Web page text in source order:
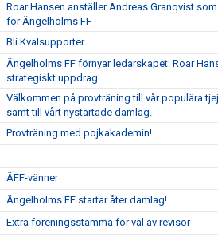
Roar Hansen anställer Andreas Granqvist
för Ängelholms FF
Bli Kvalsupporter
Ängelholms FF förnyar ledarskapet: Roar
strategiskt uppdrag
Välkommen på provträning till vår populära
samt till vårt nystartade damlag.
Provträning med pojkakademin!
ÄFF-vänner
Ängelholms FF startar åter damlag!
Extra föreningsstämma för val av revisor